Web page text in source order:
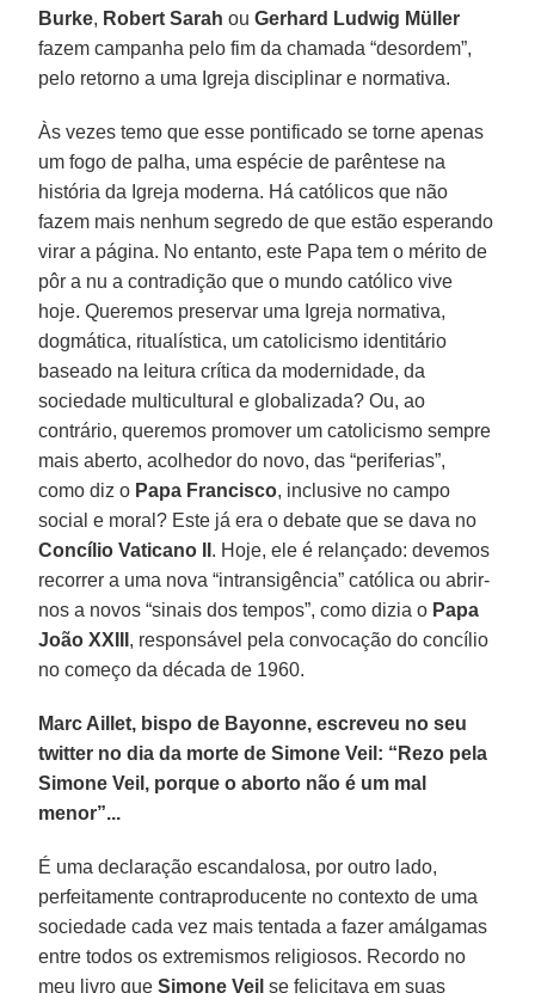
Burke, Robert Sarah ouGerhard Ludwig Müller
fazem campanha pelo fim da chamada “desordem”,
pelo retorno a uma Igreja disciplinar e normativa.
Às vezes temo que esse pontificado se torne apenas
um fogo de palha, uma espécie de parêntese na
história da Igreja moderna. Há católicos que não
fazem mais nenhum segredo de que estão esperando
virar a página. No entanto, este Papa tem o mérito de
pôr a nu a contradição que o mundo católico vive
hoje. Queremos preservar uma Igreja normativa,
dogmática, ritualística, um catolicismo identitário
baseado na leitura crítica da modernidade, da
sociedade multicultural e globalizada? Ou, ao
contrário, queremos promover um catolicismo sempre
mais aberto, acolhedor do novo, das “periferias”,
como diz o Papa Francisco, inclusive no campo
social e moral? Este já era o debate que se dava no
Concílio Vaticano II . Hoje, ele é relançado: devemos
recorrer a uma nova “intransigência” católica ou abrir-
nos a novos “sinais dos tempos”, como dizia o Papa
João XXIII , responsável pela convocação do concílio
no começo da década de 1960.
Marc Aillet, bispo de Bayonne, escreveu no seu
twitter no dia da morte de Simone Veil: “Rezo pela
Simone Veil, porque o aborto não é um mal
menor”...
É uma declaração escandalosa, por outro lado,
perfeitamente contraproducente no contexto de uma
sociedade cada vez mais tentada a fazer amálgamas
entre todos os extremismos religiosos. Recordo no
meu livro queSimone Veil se felicitava em suas